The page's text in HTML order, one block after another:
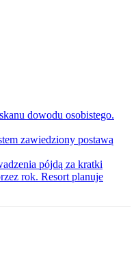
dowodu osobistego.
zawiedziony postawą
pójdą za kratki
rok. Resort planuje